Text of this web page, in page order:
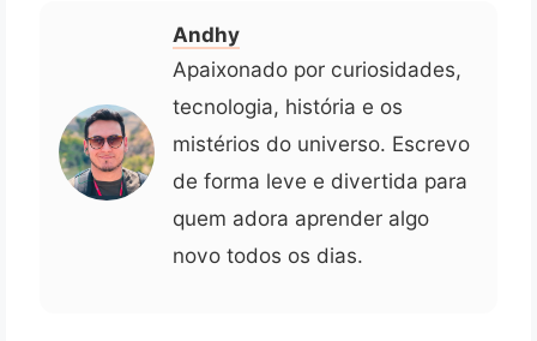
Andhy
Apaixonado por curiosidades,
tecnologia, história e os
mistérios do universo. Escrevo
de forma leve e divertida para
quem adora aprender algo
novo todos os dias.